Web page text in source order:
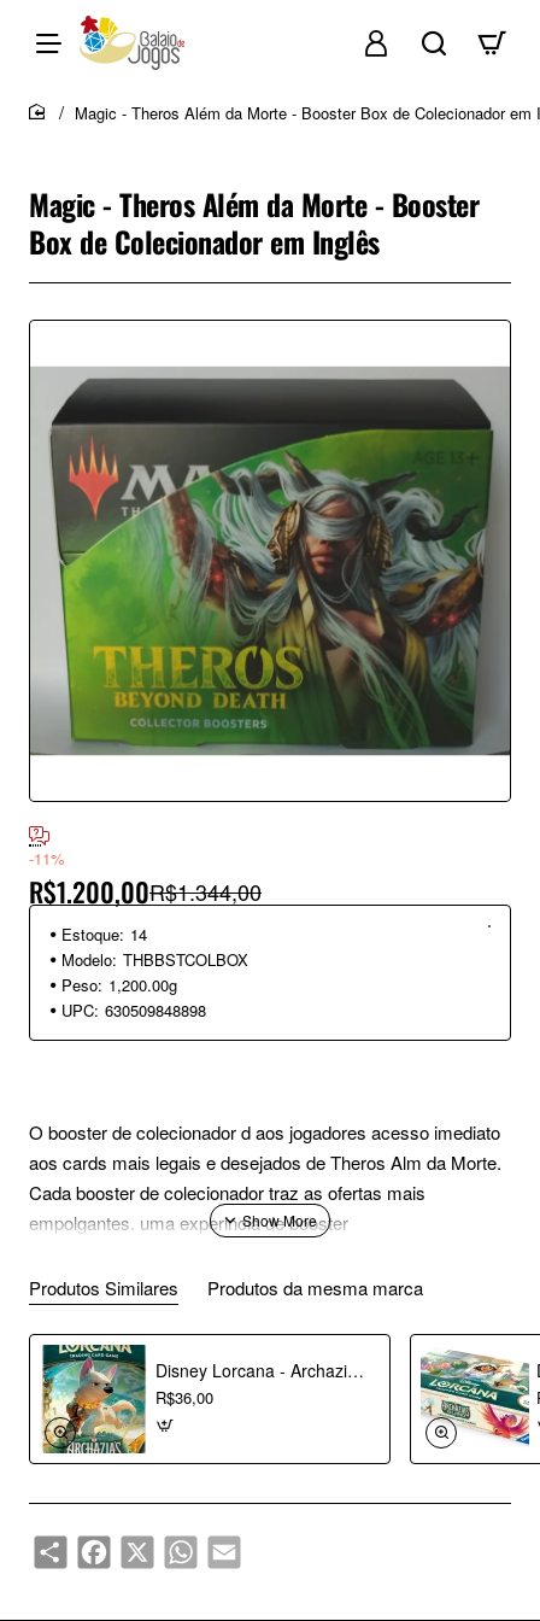
Magic - Theros Além da Morte - Booster Box de Colecionador em
Magic - Theros Além da Morte - Booster
Box de Colecionador em Inglês
-11%
R$1.200,00R$1.344,00
Estoque: 14
Modelo: THBBSTCOLBOX
Peso: 1,200.00g
UPC: 630509848898
O booster de colecionador d aos jogadores acesso imediato
aos cards mais legais e desejados de Theros Alm da Morte.
Cada booster de colecionador traz as ofertas mais
empolgantes. uma experincia de booster
Alm da Morte
Produtos Similares Produtos da mesma marca
Disney Lorcana - Archazia's Island - Booster (Inglês)
R$36,00
ShareFacebook
X WhatsAppEmail